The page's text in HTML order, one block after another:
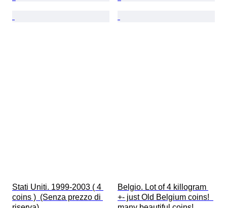
Stati Uniti. 1999-2003 ( 4
coins )  (Senza prezzo di
Belgio. Lot of 4 killogram
+- just Old Belgium coins!